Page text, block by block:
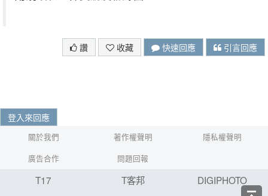
讚 收藏 快速回應 引言回應
登入來回應
關於我們 著作權聲明
隱私權聲明
廣告合作
問題回報
T17 T客邦
DIGIPHOTO